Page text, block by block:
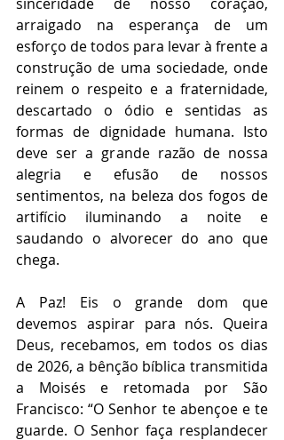
arraigado na esperança de um
esforço de todos para levar à frente a
construção de uma sociedade, onde
reinem o respeito e a fraternidade,
descartado o ódio e sentidas as
formas de dignidade humana. Isto
deve ser a grande razão de nossa
alegria e efusão de nossos
sentimentos, na beleza dos fogos de
artifício iluminando a noite e
saudando o alvorecer do ano que
chega.
A Paz! Eis o grande dom que
devemos aspirar para nós. Queira
Deus, recebamos, em todos os dias
de 2026, a bênção bíblica transmitida
a Moisés e retomada por São
Francisco: “O Senhor te abençoe e te
guarde. O Senhor faça resplandecer